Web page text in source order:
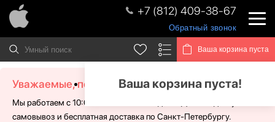
+7 (812) 409-38-67
Обратный звонок
Ваша корзина пуста
Ваша корзина пуста!
Уважаемые, посетители!
Мы работаем с 10:00 - 21:00 без выходных. Для Вас доступен
самовывоз и бесплатная доставка по Санкт-Петербургу.